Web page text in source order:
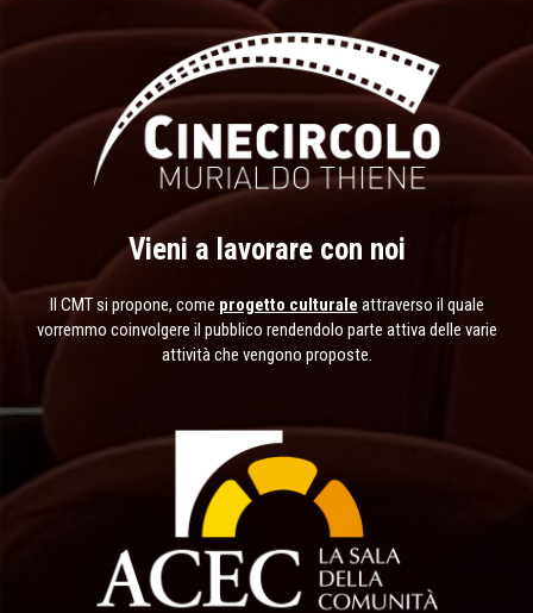
Vieni a lavorare con noi
Il CMT si propone, come progetto culturale attraverso il quale
vorremmo coinvolgere il pubblico rendendolo parte attiva delle varie
attività che vengono proposte.